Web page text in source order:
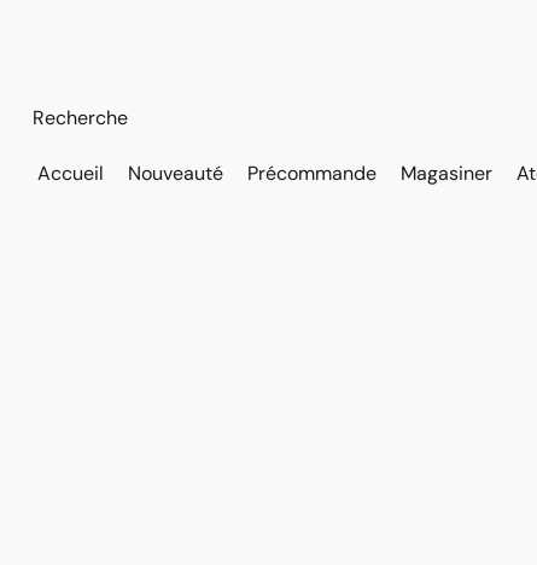
Accueil Nouveauté Précommande Magasiner